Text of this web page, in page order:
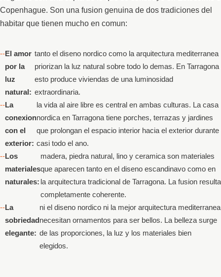
Copenhague. Son una fusion genuina de dos tradiciones del
habitar que tienen mucho en comun:
El amor
por la
luz
natural:
tanto el diseno nordico como la arquitectura mediterranea
priorizan la luz natural sobre todo lo demas. En Tarragona
esto produce viviendas de una luminosidad
extraordinaria.
La
conexion
con el
exterior:
la vida al aire libre es central en ambas culturas. La casa
nordica en Tarragona tiene porches, terrazas y jardines
que prolongan el espacio interior hacia el exterior durante
casi todo el ano.
Los
materiales
naturales:
madera, piedra natural, lino y ceramica son materiales
que aparecen tanto en el diseno escandinavo como en
la arquitectura tradicional de Tarragona. La fusion resulta
completamente coherente.
La
sobriedad
elegante:
ni el diseno nordico ni la mejor arquitectura mediterranea
necesitan ornamentos para ser bellos. La belleza surge
de las proporciones, la luz y los materiales bien
elegidos.